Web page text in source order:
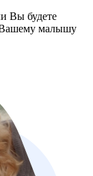
Вы будете
Вашему малышу